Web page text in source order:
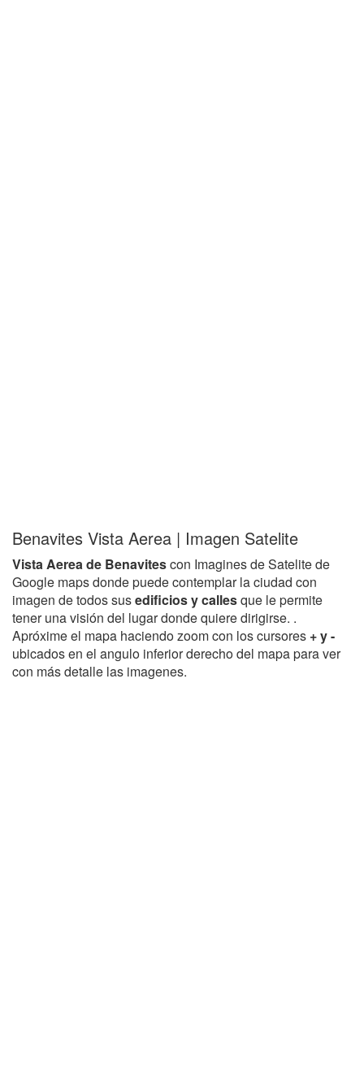
Benavites Vista Aerea | Imagen Satelite
Vista Aerea de Benavitescon Imagines de Satelite de
Google maps donde puede contemplar la ciudad con
imagen de todos susedificios y callesque le permite
tener una visión del lugar donde quiere dirigirse. .
Apróxime el mapa haciendo zoom con los cursores + y -
ubicados en el angulo inferior derecho del mapa para ver
con más detalle las imagenes.